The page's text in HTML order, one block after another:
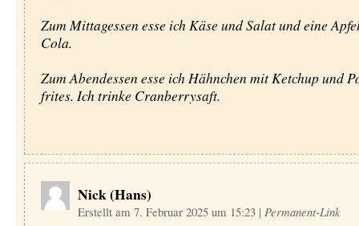
Zum Mittagessen esse ich Käse und Salat und eine
Cola.
Zum Abendessen esse ich Hähnchen mit Ketchup und
frites. Ich trinke Cranberrysaft.
Nick (Hans)
Erstellt am 7. Februar 2025 um 15:23 | Permanent-Link